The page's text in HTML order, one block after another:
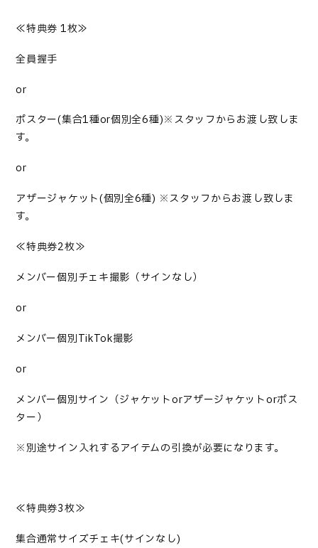
≪特典券 1枚≫
全員握手
or
ポスター(集合1種or個別全6種)※スタッフからお渡し致しま
す。
or
アザージャケット(個別全6種) ※スタッフからお渡し致しま
す。
≪特典券2枚≫
メンバー個別チェキ撮影（サインなし）
or
メンバー個別TikTok撮影
or
メンバー個別サイン（ジャケットorアザージャケットorポス
ター）
※別途サイン入れするアイテムの引換が必要になります。
≪特典券3枚≫
集合通常サイズチェキ(サインなし)